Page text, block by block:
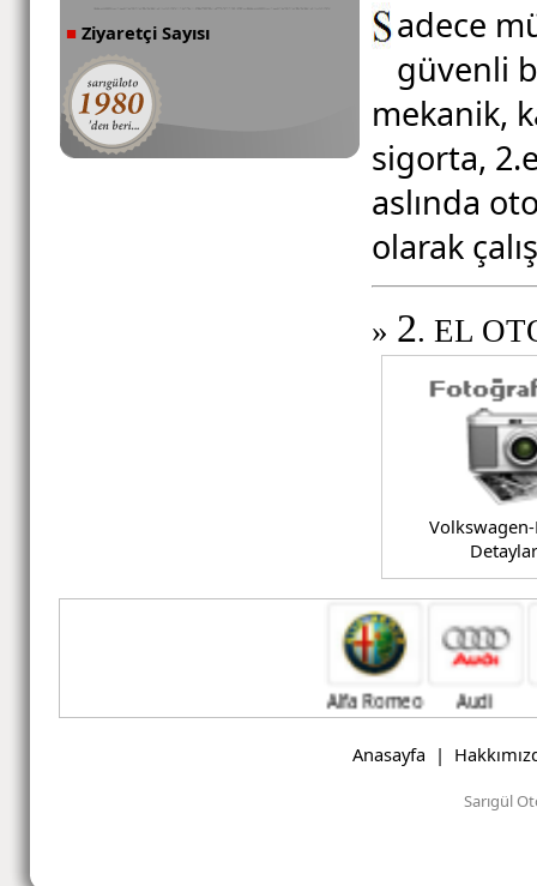
■ Ziyaretçi Sayısı
adece
güvenli
mekanik,
sigorta,
aslında
olarak
» 2. EL
Alfa Romeo Audi
Anasayfa |
Sarıgül